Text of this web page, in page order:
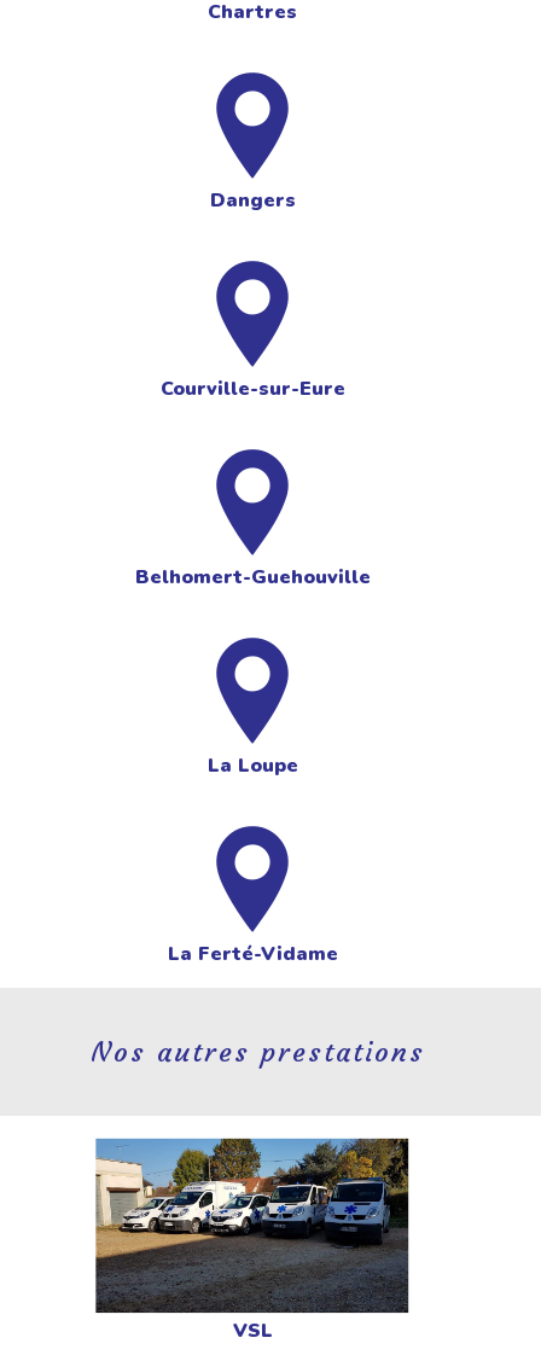
Chartres
Dangers
Courville-sur-Eure
Belhomert-Guehouville
La Loupe
La Ferté-Vidame
Nos autres prestations
VSL